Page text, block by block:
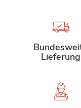
Lieferung